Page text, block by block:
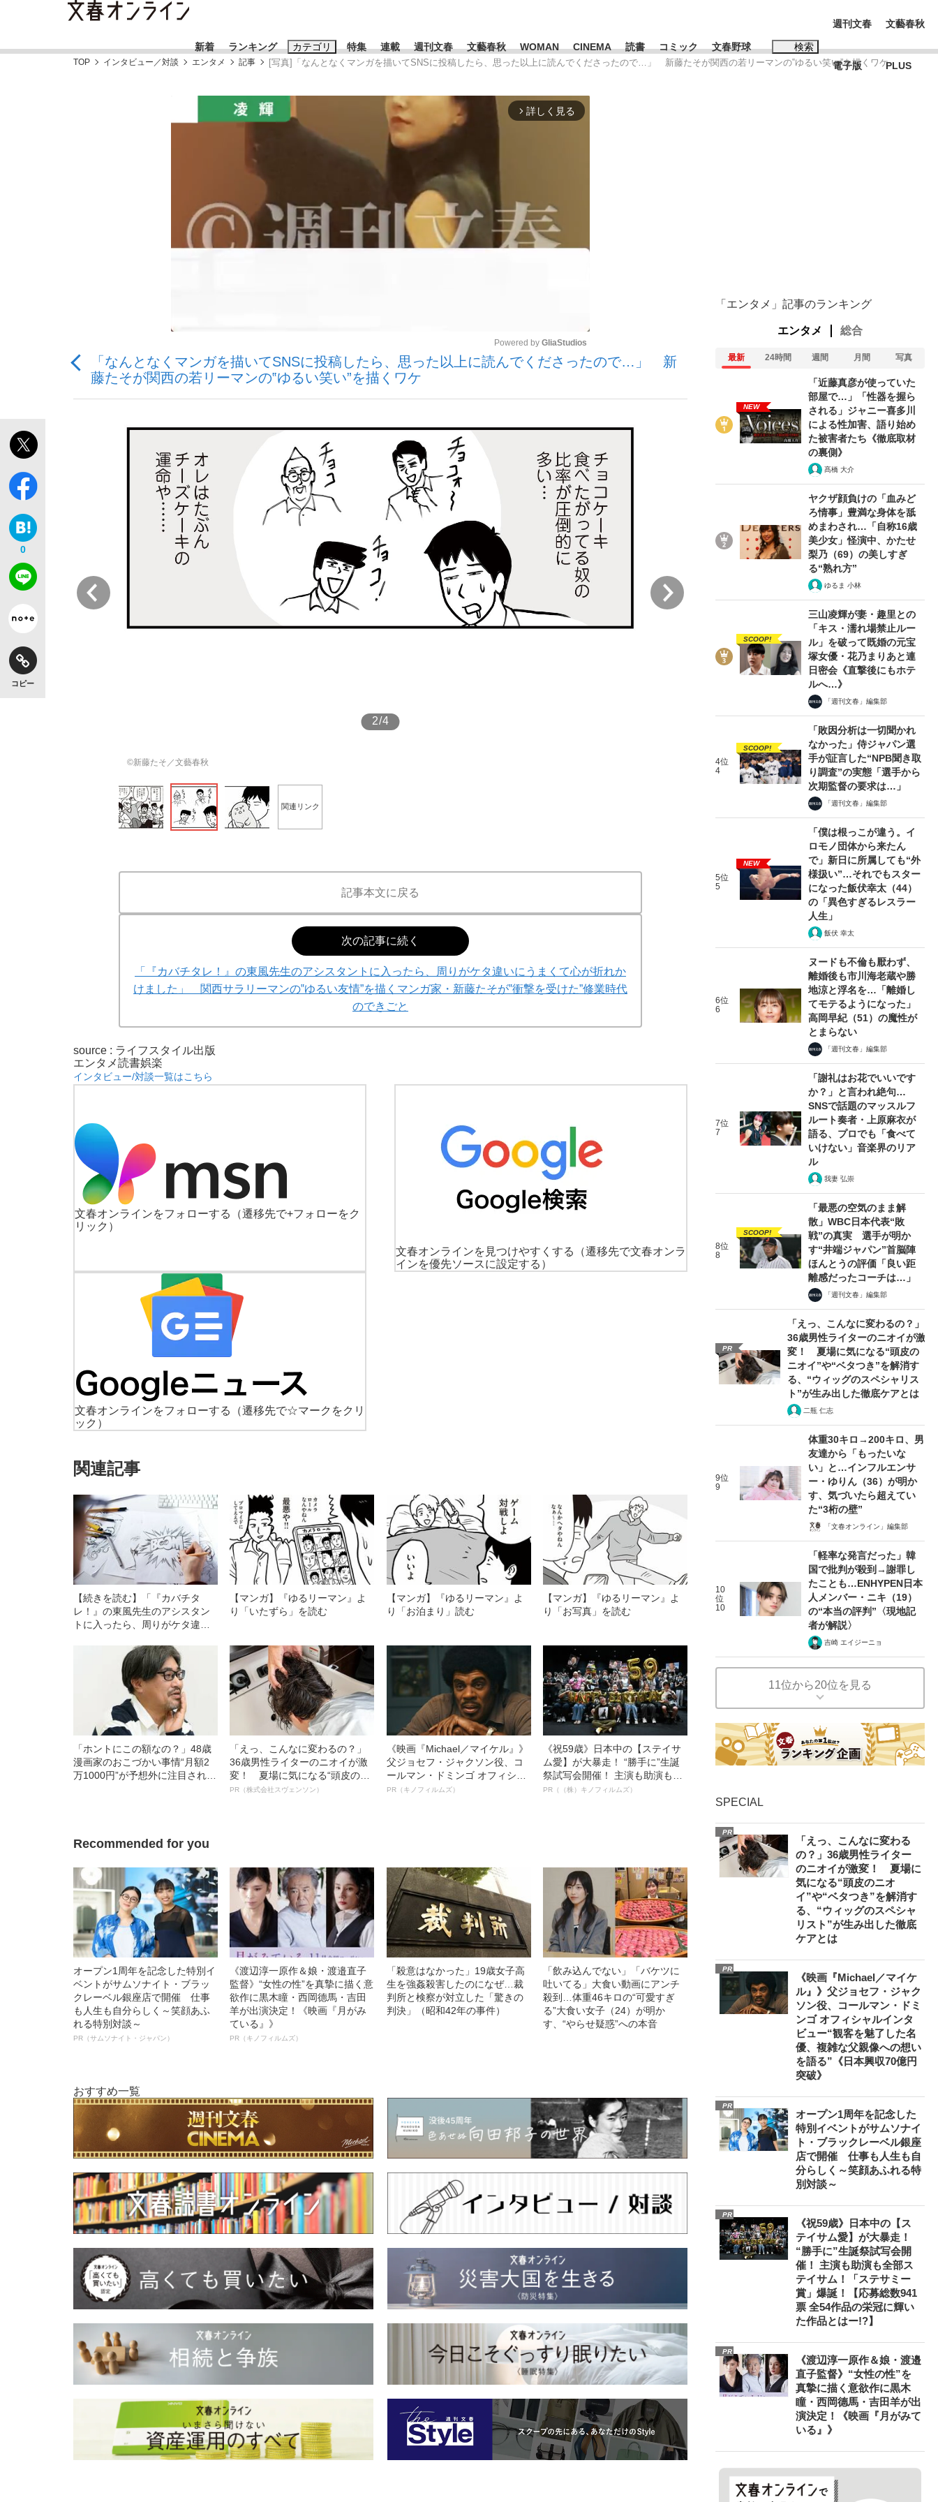
新着 ランキング カテゴリ
「クマが悪者扱いされているのが悲しい」『北の国から』倉本聰氏（91...
「目標達成できなかったからと言って…」サッカー日本代表・森保一監督...
特集
いまさら聞けない資産運用のすべて
もっと見る
連載 週刊文春 文藝春秋 WOMAN CINEMA 読書 コミック 文春野球 検索
おすすめのキーワードタグ一覧
#高市早苗 #森岡毅
週刊文春
電子版
文藝春秋
PLUS
TOP インタビュー／対談 エンタメ 記事 [写真]「なんとなくマンガを描いてSNSに投稿したら、思った以上に読んでくださったので…」 新藤たそが関西の若リーマンの‟ゆるい笑い”を描くワケ
arrow_forward_ios 詳しく見る
Powered by GliaStudios
「なんとなくマンガを描いてSNSに投稿したら、思った以上に読んでくださったので…」 新
藤たそが関西の若リーマンの‟ゆるい笑い”を描くワケ
0
コピー
2/4
©新藤たそ／文藝春秋
関連リンク
記事本文に戻る
次の記事に続く
「『カバチタレ！』の東風先生のアシスタントに入ったら、周りがケタ違いにうまくて心が折れか
けました」 関西サラリーマンの‟ゆるい友情”を描くマンガ家・新藤たそが‟衝撃を受けた”修業時代
のできごと
source : ライフスタイル出版
エンタメ読書娯楽
インタビュー/対談一覧はこちら
文春オンラインをフォローする
（遷移先で+フォローをク
リック）
文春オンラインを見つけやすくする
（遷移先で文春オンラ
インを優先ソースに設定する）
文春オンラインをフォローする
（遷移先で☆マークをクリ
ック）
関連記事
【続きを読む】「『カバチタ
レ！』の東風先生のアシスタン
トに入ったら、周りがケタ違い
た」 関西サラリーマンの‟ゆる
い友情”を描くマンガ家・新藤た
そが‟衝撃を受けた”修業時代ので
【マンガ】『ゆるリーマン』よ
り「いたずら」を読む
【マンガ】『ゆるリーマン』よ
り「お泊まり」読む
【マンガ】『ゆるリーマン』よ
り「お写真」を読む
「ホントにこの額なの？」48歳
漫画家のおこづかい事情“月額2
万1000円”が予想外に注目された
「えっ、こんなに変わるの？」
36歳男性ライターのニオイが激
変！ 夏場に気になる“頭皮のニ
オイ”や“ベタつき”を解消す
PR（株式会社スヴェンソン）
《映画『Michael／マイケル』》
父ジョセフ・ジャクソン役、コ
ールマン・ドミンゴ オフィシャ
ルインタビュー“観客を魅了した
PR（キノフィルムズ）
《祝59歳》日本中の【ステイサ
ム愛】が大暴走！ “勝手に”生誕
祭試写会開催！ 主演も助演も全
部ステイサム！「ステサミー
PR（（株）キノフィルムズ）
Recommended for you
オープン1周年を記念した特別イ
ベントがサムソナイト・ブラッ
クレーベル銀座店で開催 仕事
も人生も自分らしく～笑顔あふ
れる特別対談～
PR（サムソナイト・ジャパン）
《渡辺淳一原作＆娘・渡邉直子
監督》“女性の性”を真摯に描く意
欲作に黒木瞳・西岡德馬・吉田
羊が出演決定！《映画『月がみ
ている』》
PR（キノフィルムズ）
「殺意はなかった」19歳女子高
生を強姦殺害したのになぜ…裁
判所と検察が対立した「驚きの
判決」（昭和42年の事件）
「飲み込んでない」「バケツに
吐いてる」大食い動画にアンチ
殺到…体重46キロの“可愛すぎ
る”大食い女子（24）が明か
す、“やらせ疑惑”への本音
おすすめ一覧
「エンタメ」記事のランキング
エンタメ 総合
最新 24時間 週間 月間 写真
NEW
「近藤真彦が使っていた
部屋で…」「性器を握ら
される」ジャニー喜多川
による性加害、語り始め
た被害者たち《徹底取材
の裏側》
髙橋 大介
ヤクザ顔負けの「血みど
ろ情事」豊満な身体を舐
めまわされ…「自称16歳
美少女」怪演中、かたせ
梨乃（69）の美しすぎ
る“熟れ方”
ゆるま 小林
SCOOP!
三山凌輝が妻・趣里との
「キス・濡れ場禁止ルー
ル」を破って既婚の元宝
塚女優・花乃まりあと連
日密会《直撃後にもホテ
ルへ…》
「週刊文春」編集部
4位
4
SCOOP!
「敗因分析は一切聞かれ
なかった」侍ジャパン選
手が証言した“NPB聞き取
り調査”の実態「選手から
次期監督の要求は…」
「週刊文春」編集部
5位
5
NEW
「僕は根っこが違う。イ
ロモノ団体から来たん
で」新日に所属しても“外
様扱い”…それでもスター
になった飯伏幸太（44）
の「異色すぎるレスラー
人生」
飯伏 幸太
6位
6
ヌードも不倫も厭わず、
離婚後も市川海老蔵や勝
地涼と浮名を…「離婚し
てモテるようになった」
高岡早紀（51）の魔性が
とまらない
「週刊文春」編集部
7位
7
「謝礼はお花でいいです
か？」と言われ絶句…
SNSで話題のマッスルフ
ルート奏者・上原麻衣が
語る、プロでも「食べて
いけない」音楽界のリア
ル
我妻 弘崇
8位
8
SCOOP!
「最悪の空気のまま解
散」WBC日本代表“敗
戦”の真実 選手が明か
す“井端ジャパン”首脳陣
ほんとうの評価「良い距
離感だったコーチは…」
「週刊文春」編集部
PR
「えっ、こんなに変わるの？」
36歳男性ライターのニオイが激
変！ 夏場に気になる“頭皮の
ニオイ”や“ベタつき”を解消す
る、“ウィッグのスペシャリス
ト”が生み出した徹底ケアとは
二瓶 仁志
9位
9
体重30キロ→200キロ、男
友達から「もったいな
い」と…インフルエンサ
ー・ゆりん（36）が明か
す、気づいたら超えてい
た“3桁の壁”
「文春オンライン」編集部
10
位
10
「軽率な発言だった」韓
国で批判が殺到→謝罪し
たことも…ENHYPEN日本
人メンバー・ニキ（19）
の“本当の評判”〈現地記
者が解説〉
吉崎 エイジーニョ
11位から20位を見る
SPECIAL
PR
「えっ、こんなに変わる
の？」36歳男性ライター
のニオイが激変！ 夏場に
気になる“頭皮のニオ
イ”や“ベタつき”を解消す
る、“ウィッグのスペシャ
リスト”が生み出した徹底
ケアとは
PR
《映画『Michael／マイケ
ル』》父ジョセフ・ジャク
ソン役、コールマン・ドミ
ンゴ オフィシャルインタ
ビュー“観客を魅了した名
優、複雑な父親像への想い
を語る”《日本興収70億円
突破》
PR
オープン1周年を記念した
特別イベントがサムソナイ
ト・ブラックレーベル銀座
店で開催 仕事も人生も自
分らしく～笑顔あふれる特
別対談～
PR
《祝59歳》日本中の【ス
テイサム愛】が大暴走！
“勝手に”生誕祭試写会開
催！ 主演も助演も全部ス
テイサム！「ステサミー
賞」爆誕！【応募総数941
票 全54作品の栄冠に輝い
た作品とはー!?】
PR
《渡辺淳一原作＆娘・渡邉
直子監督》“女性の性”を
真摯に描く意欲作に黒木
瞳・西岡德馬・吉田羊が出
演決定！《映画『月がみて
いる』》